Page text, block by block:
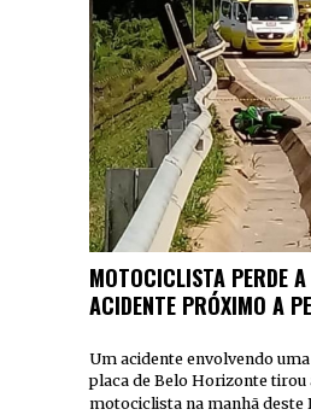
MOTOCICLISTA PERDE
ACIDENTE PRÓXIMO A
Um acidente envolvendo
placa de Belo Horizonte tirou
motociclista na manhã deste